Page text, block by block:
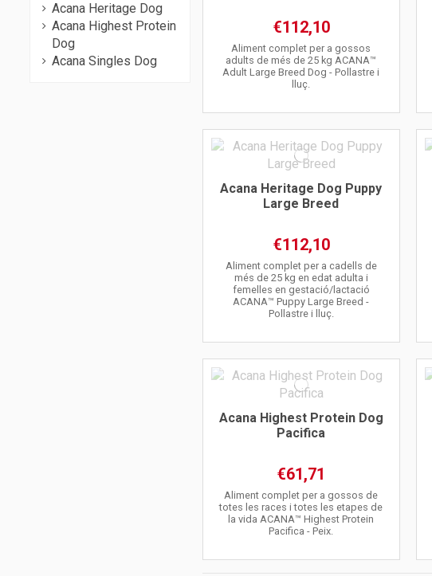
€112,10
Aliment complet per a gossos
adults de més de 25 kg ACANA™
Adult Large Breed Dog - Pollastre i
lluç.
Acana Heritage Dog Puppy
Large Breed
€112,10
Aliment complet per a cadells de
més de 25 kg en edat adulta i
femelles en gestació/lactació
ACANA™ Puppy Large Breed -
Pollastre i lluç.
Acana Highest Protein Dog
Pacifica
€61,71
Aliment complet per a gossos de
totes les races i totes les etapes de
la vida ACANA™ Highest Protein
Pacifica - Peix.
Acana Heritage Dog
Acana Highest Protein
Dog
Acana Singles Dog